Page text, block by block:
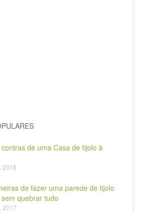
de uma Casa de tijolo à
2018
de fazer uma parede de tijolo
quebrar tudo
2017